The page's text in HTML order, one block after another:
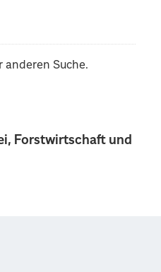
Forstwirtschaft und
anderen Suche.